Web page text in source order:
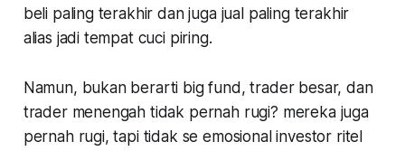
beli paling terakhir dan juga jual paling terakhir
alias jadi tempat cuci piring.
Namun, bukan berarti big fund, trader besar, dan
trader menengah tidak pernah rugi? mereka juga
pernah rugi, tapi tidak se emosional investor ritel